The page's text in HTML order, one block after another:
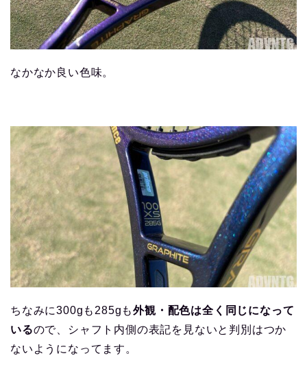
なかなか良い色味。
ちなみに300gも285gも外観・配色は全く同じになって
いるので、シャフト内側の表記を見ないと判別はつか
ないようになってます。